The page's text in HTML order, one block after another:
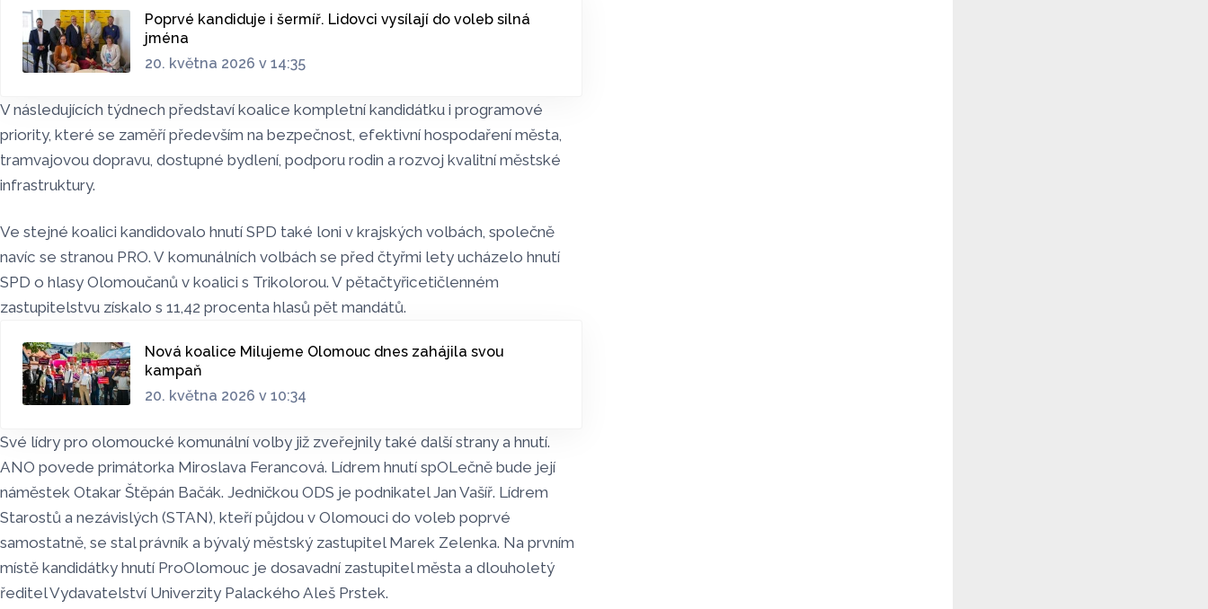
Poprvé kandiduje i šermíř. Lidovci vysílají do voleb silná
jména
20. května 2026 v 14:35
V následujících týdnech představí koalice kompletní kandidátku i programové
priority, které se zaměří především na bezpečnost, efektivní hospodaření města,
tramvajovou dopravu, dostupné bydlení, podporu rodin a rozvoj kvalitní městské
infrastruktury.
Ve stejné koalici kandidovalo hnutí SPD také loni v krajských volbách, společně
navíc se stranou PRO. V komunálních volbách se před čtyřmi lety ucházelo hnutí
SPD o hlasy Olomoučanů v koalici s Trikolorou. V pětačtyřicetičlenném
zastupitelstvu získalo s 11,42 procenta hlasů pět mandátů.
Nová koalice Milujeme Olomouc dnes zahájila svou
kampaň
20. května 2026 v 10:34
Své lídry pro olomoucké komunální volby již zveřejnily také další strany a hnutí.
ANO povede primátorka Miroslava Ferancová. Lídrem hnutí spOLečně bude její
náměstek Otakar Štěpán Bačák. Jedničkou ODS je podnikatel Jan Vašíř. Lídrem
Starostů a nezávislých (STAN), kteří půjdou v Olomouci do voleb poprvé
samostatně, se stal právník a bývalý městský zastupitel Marek Zelenka. Na prvním
místě kandidátky hnutí ProOlomouc je dosavadní zastupitel města a dlouholetý
ředitel Vydavatelství Univerzity Palackého Aleš Prstek.